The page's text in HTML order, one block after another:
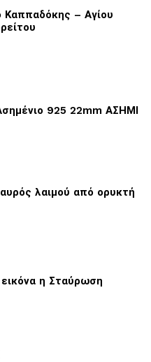
Καππαδόκης – Αγίου
925 22mm ΑΣΗΜΙ
λαιμού από ορυκτή
η Σταύρωση